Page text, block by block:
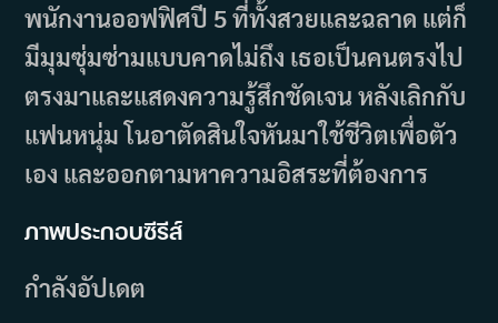
พนักงานออฟฟิศปี 5 ที่ทั้งสวยและฉลาด แต่ก็
มีมุมซุ่มซ่ามแบบคาดไม่ถึง เธอเป็นคนตรงไป
ตรงมาและแสดงความรู้สึกชัดเจน หลังเลิกกับ
แฟนหนุ่ม โนอาตัดสินใจหันมาใช้ชีวิตเพื่อตัว
เอง และออกตามหาความอิสระที่ต้องการ
ภาพประกอบซีรีส์
กำลังอัปเดต